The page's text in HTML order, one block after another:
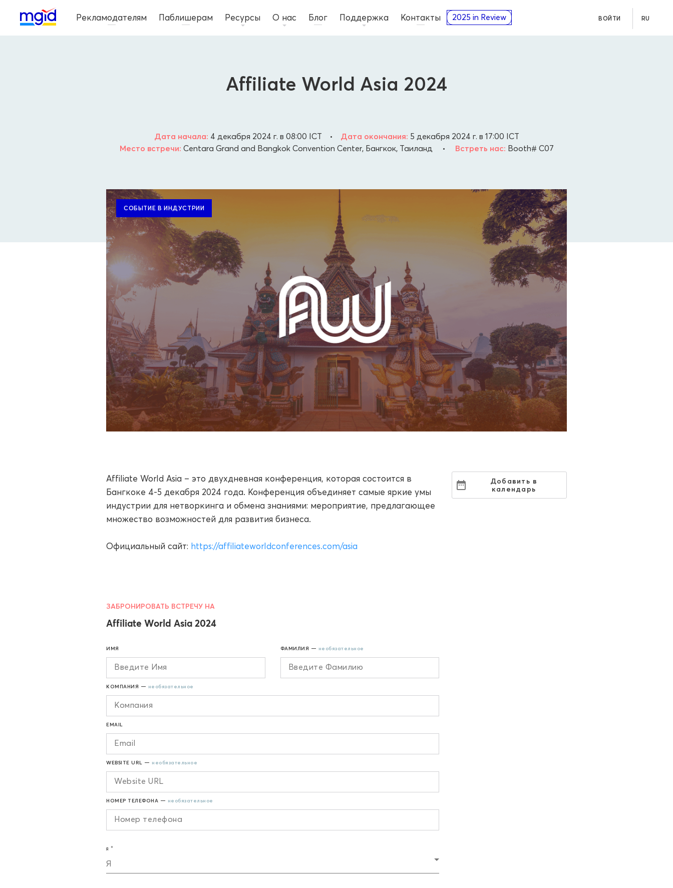
Рекламодателям Паблишерам Ресурсы О нас Блог Поддержка Контакты 2025 in Review ВОЙТИ RU
Affiliate World Asia 2024
Дата начала: 4 декабря 2024 г. в 08:00 ICT • Дата окончания: 5 декабря 2024 г. в 17:00 ICT
Место встречи: Centara Grand and Bangkok Convention Center, Бангкок, Таиланд • Встреть нас: Booth# C07
СОБЫТИЕ В ИНДУСТРИИ
Affiliate World Asia – это двухдневная конференция, которая состоится в
Бангкоке 4-5 декабря 2024 года. Конференция объединяет самые яркие умы
индустрии для нетворкинга и обмена знаниями: мероприятие, предлагающее
множество возможностей для развития бизнеса.
Официальный сайт: https://affiliateworldconferences.com/asia
ЗАБРОНИРОВАТЬ ВСТРЕЧУ НА
Affiliate World Asia 2024
ИМЯ ФАМИЛИЯ — необязательное
КОМПАНИЯ — необязательное
EMAIL
WEBSITE URL — необязательное
НОМЕР ТЕЛЕФОНА — необязательное
Я
Я
Добавить в
календарь